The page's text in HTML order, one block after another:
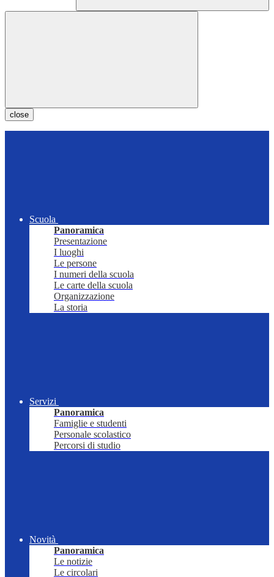
close
Scuola
Panoramica
Presentazione
I luoghi
Le persone
I numeri della scuola
Le carte della scuola
Organizzazione
La storia
Servizi
Panoramica
Famiglie e studenti
Personale scolastico
Percorsi di studio
Novità
Panoramica
Le notizie
Le circolari